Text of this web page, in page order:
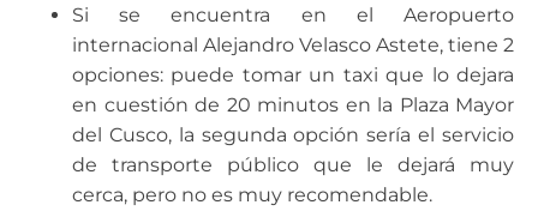
Si se encuentra en el Aeropuerto
internacional Alejandro Velasco Astete, tiene 2
opciones: puede tomar un taxi que lo dejara
en cuestión de 20 minutos en la Plaza Mayor
del Cusco, la segunda opción sería el servicio
de transporte público que le dejará muy
cerca, pero no es muy recomendable.